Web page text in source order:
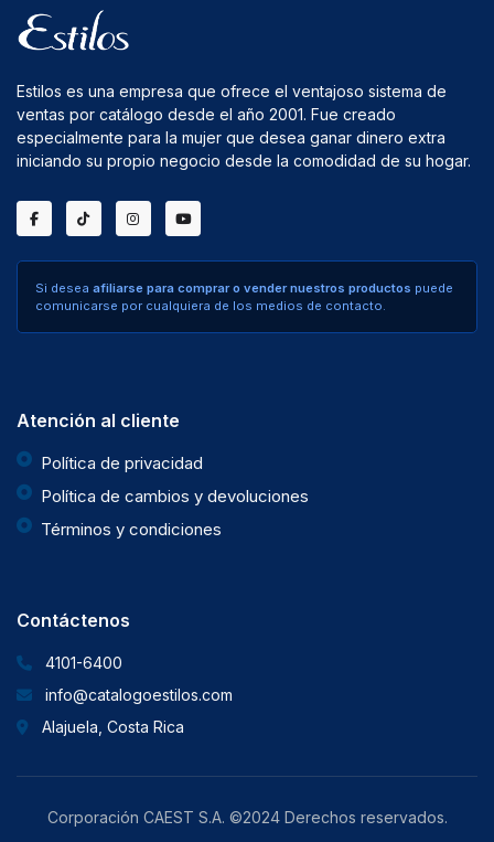
Estilos es una empresa que ofrece el ventajoso sistema de
ventas por catálogo desde el año 2001. Fue creado
especialmente para la mujer que desea ganar dinero extra
iniciando su propio negocio desde la comodidad de su hogar.
Si desea afiliarse para comprar o vender nuestros productos puede
comunicarse por cualquiera de los medios de contacto.
Atención al cliente
Política de privacidad
Política de cambios y devoluciones
Términos y condiciones
Contáctenos
4101-6400
info@catalogoestilos.com
Alajuela, Costa Rica
Corporación CAEST S.A. ©2024 Derechos reservados.